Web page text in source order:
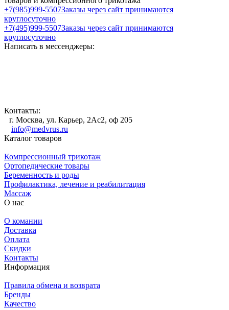
+7(985)999-5507Заказы через сайт принимаются
круглосуточно
+7(495)999-5507Заказы через сайт принимаются
круглосуточно
Написать в мессенджеры:
Контакты:
г. Москва, ул. Карьер, 2Ас2, оф 205
info@medvrus.ru
Каталог товаров
Компрессионный трикотаж
Ортопедические товары
Беременность и роды
Профилактика, лечение и реабилитация
Массаж
О нас
О комании
Доставка
Оплата
Скидки
Контакты
Информация
Правила обмена и возврата
Бренды
Качество